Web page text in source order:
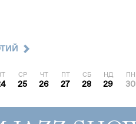
СР
25
ЧТ
26
ПТ
27
СБ
28
НД
29
ПН
30